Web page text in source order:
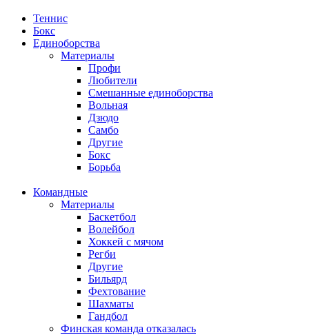
Теннис
Бокс
Единоборства
Материалы
Профи
Любители
Смешанные единоборства
Вольная
Дзюдо
Самбо
Другие
Бокс
Борьба
Командные
Материалы
Баскетбол
Волейбол
Хоккей с мячом
Регби
Другие
Бильярд
Фехтование
Шахматы
Гандбол
Финская команда отказалась